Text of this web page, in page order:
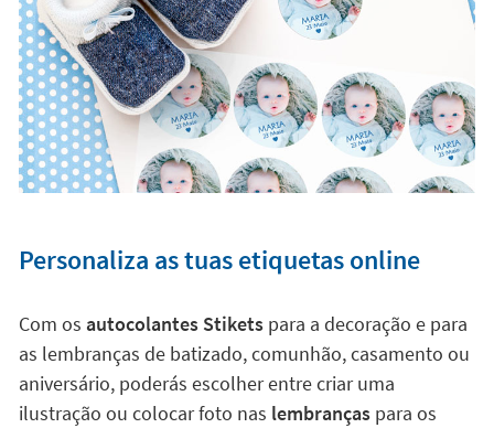
Personaliza as tuas etiquetas online
Com os autocolantes Stiketspara a decoração e para
as lembranças de batizado, comunhão, casamento ou
aniversário, poderás escolher entre criar uma
ilustração ou colocar foto nas lembrançaspara os